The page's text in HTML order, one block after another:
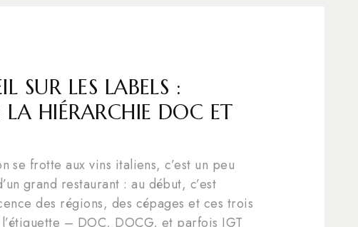
SUR LES LABELS :
HIÉRARCHIE DOC ET
se frotte aux vins italiens, c’est un peu
grand restaurant : au début, c’est
des régions, des cépages et ces trois
– DOC, DOCG, et parfois IGT